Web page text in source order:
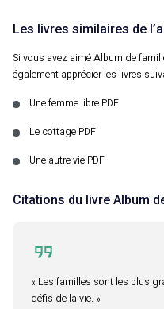
Les livres similaires de
Si vous avez aimé Album de
également apprécier les livres
Une femme libre PDF
Le cottage PDF
Une autre vie PDF
Citations du livre Album
« Les familles sont les plus
défis de la vie. »